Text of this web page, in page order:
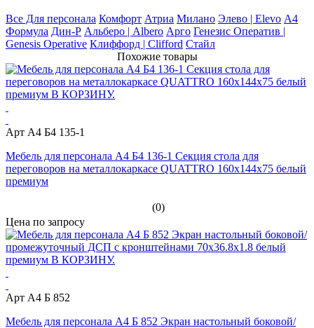
Все Для персонала Комфорт Атриа Милано Элево | Elevo А4
Формула Дин-Р Альберо | Albero Арго Генезис Оператив |
Genesis Operative Клиффорд | Clifford Стайл
Похожие товары
Арт А4 Б4 135-1
Мебель для персонала А4 Б4 136-1 Секция стола для
переговоров на металлокаркасе QUATTRO 160x144x75 белый
премиум
(0)
Цена по запросу
Арт А4 Б 852
Мебель для персонала А4 Б 852 Экран настольный боковой/